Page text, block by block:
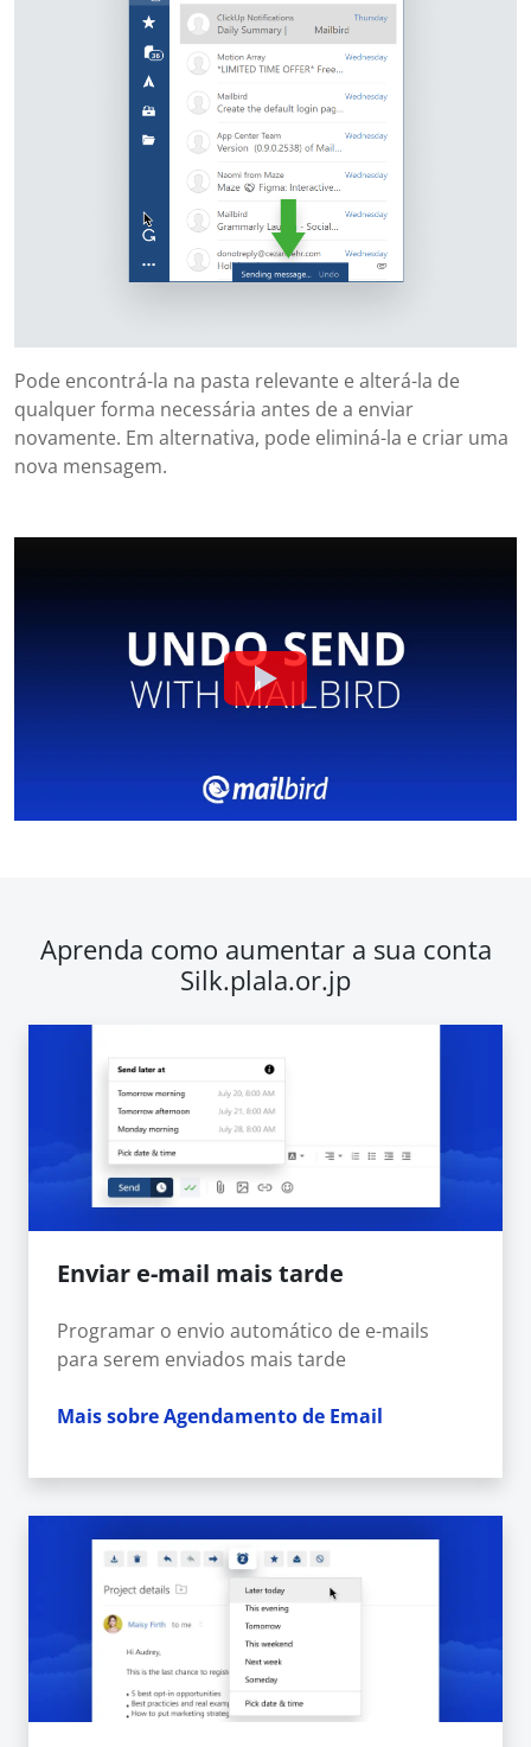
Pode encontrá-la na pasta relevante e alterá-la de
qualquer forma necessária antes de a enviar
novamente. Em alternativa, pode eliminá-la e criar uma
nova mensagem.
Aprenda como aumentar a sua conta
Silk.plala.or.jp
Enviar e-mail mais tarde
Programar o envio automático de e-mails
para serem enviados mais tarde
Mais sobre Agendamento de Email